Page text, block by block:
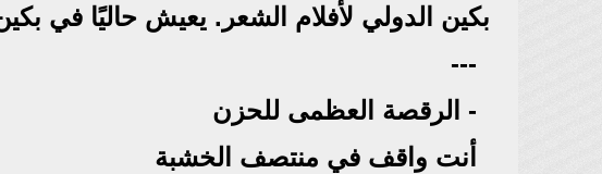
بكين الدولي لأفلام الشعر. يعيش حاليًا في
---
- الرقصة العظمى للحزن
أنت واقف في منتصف الخشبة